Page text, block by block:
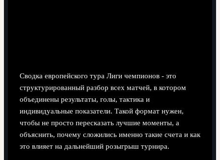
Сводка европейского тура Лиги чемпионов - это
структурированный разбор всех матчей, в котором
объединены результаты, голы, тактика и
индивидуальные показатели. Такой формат нужен,
чтобы не просто пересказать лучшие моменты, а
объяснить, почему сложились именно такие счета и как
это влияет на дальнейший розыгрыш турнира.